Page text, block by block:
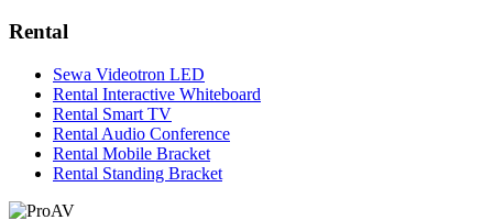
Rental
Sewa Videotron LED
Rental Interactive Whiteboard
Rental Smart TV
Rental Audio Conference
Rental Mobile Bracket
Rental Standing Bracket